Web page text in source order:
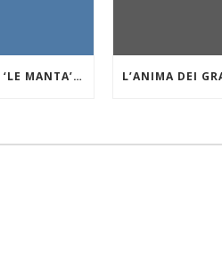
YVAN BOURGNON E ‘LE MANTA’: INTERVISTA AL GRANDE NAVIGATORE OCEANICO